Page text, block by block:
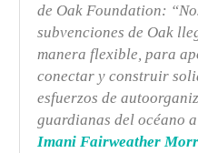
de Oak Foundation:
subvenciones de Oak
manera flexible, para
conectar y construir
esfuerzos de
guardianas del océano
Imani Fairweather